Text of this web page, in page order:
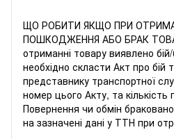
ЩО РОБИТИ ЯКЩО ПРИ
ПОШКОДЖЕННЯ АБО БРАК
отриманні товару виявлено
необхідно скласти Акт про бій
представнику транспортної
номер цього Акту, та
Повернення чи обмін
на зазначені дані у ТТН при